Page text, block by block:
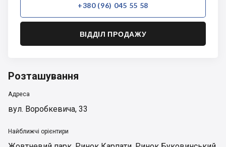
+380 (96) 045 55 58
ВІДДІЛ ПРОДАЖУ
Розташування
Адреса
вул. Воробкевича, 33
Найближчі орієнтири